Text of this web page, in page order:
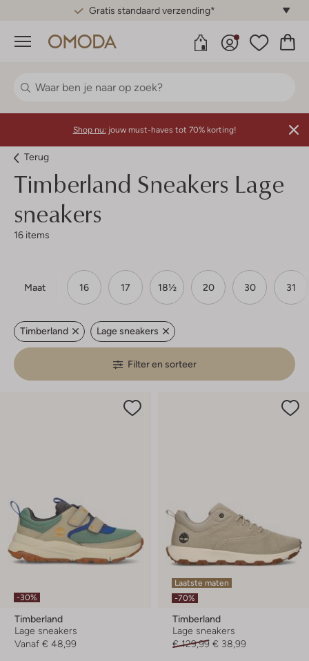
Gratis standaard verzending*
Menu
Shop nu: jouw must-haves tot 70% korting!
Terug
Timberland Sneakers Lage
sneakers
16 items
Maat 16 17 18½ 20 30 31
Timberland Lage sneakers
Filter en sorteer
-30%
Timberland
Lage sneakers
Vanaf € 48,99
Laatste maten
-70%
Timberland
Lage sneakers
€ 129,99 € 38,99